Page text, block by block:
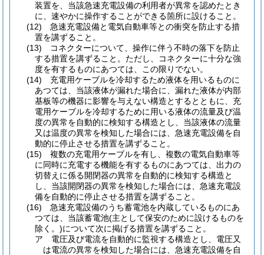
装置を、当該急速充電設備の利用者が異常を認めたとき
に、速やかに操作することができる箇所に設けること。
(12)
急速充電設備と電気自動車等との衝突を防止する措
置を講ずること。
(13)
コネクターについて、操作に伴う不時の落下を防止
する措置を講ずること。 ただし、コネクターに十分な強
度を有するものにあつては、この限りでない。
(14)
充電用ケーブルを冷却するため液体を用いるものに
あつては、当該液体が漏れた場合に、漏れた液体が内部
基板等の機器に影響を与えない構造とするとともに、充
電用ケーブルを冷却するために用いる液体の流量及び温
度の異常を自動的に検知する構造とし、当該液体の流量
又は温度の異常を検知した場合には、急速充電設備を自
動的に停止させる措置を講ずること。
(15)
複数の充電用ケーブルを有し、複数の電気自動車等
に同時に充電する機能を有するものにあつては、出力の
切替えに係る開閉器の異常を自動的に検知する構造と
し、当該開閉器の異常を検知した場合には、急速充電設
備を自動的に停止させる措置を講ずること。
(16)
急速充電設備のうち蓄電池を内蔵しているものにあ
つては、当該蓄電池(主として保安のために設けるものを
除く。)について次に掲げる措置を講ずること。
ア
電圧及び電流を自動的に監視する構造とし、電圧又
は電流の異常を検知した場合には、急速充電設備を自